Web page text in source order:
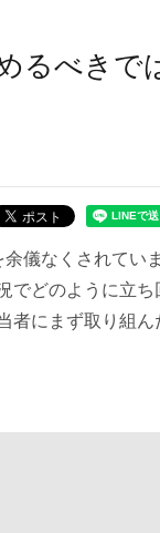
るべきで
儀なくされていま
でどのように立ち
者にまず取り組ん